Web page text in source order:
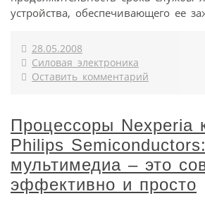
устройства, обеспечивающего ее
28.05.2008
Силовая электроника
Оставить комментарий
Процессоры Nexperia
Philips Semiconductors:
мультимедиа – это
эффективно и просто